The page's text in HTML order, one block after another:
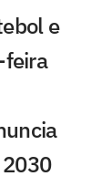
e
feira